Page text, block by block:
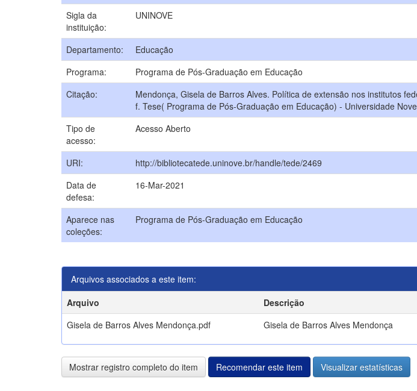
Sigla da
instituição:
UNINOVE
Departamento:
Educação
Programa:
Programa de Pós-Graduação em Educação
Citação:
Mendonça, Gisela de Barros Alves. Política de extensão nos institutos
f. Tese( Programa de Pós-Graduação em Educação) - Universidade
Tipo de
acesso:
Acesso Aberto
URI:
http://bibliotecatede.uninove.br/handle/tede/2469
Data de
defesa:
16-Mar-2021
Aparece nas
coleções:
Programa de Pós-Graduação em Educação
Arquivos associados a este item:
Arquivo
Descrição
Gisela de Barros Alves Mendonça.pdf
Gisela de Barros Alves Mendonça
Mostrar registro completo do item Recomendar este item Visualizar estatísticas